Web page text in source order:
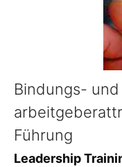
Bindungs- und
Führung
Leadership